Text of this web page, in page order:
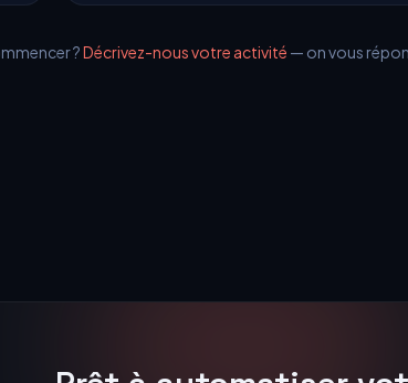
?Décrivez-nous votre activité — on vous